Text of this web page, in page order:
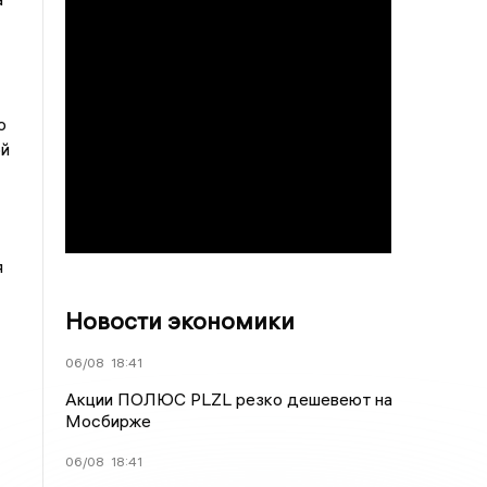
Новости экономики
06/08 18:41
Акции ПОЛЮС PLZL резко дешевеют на
Мосбирже
06/08 18:41